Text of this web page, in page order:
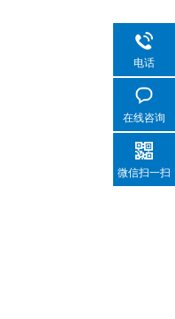
电话
在线咨询
微信扫一扫